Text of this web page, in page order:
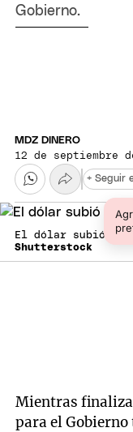
Gobierno.
MDZ DINERO
12 de septiembre
+ Seguir
El dólar subió
Shutterstock
Mientras
para el